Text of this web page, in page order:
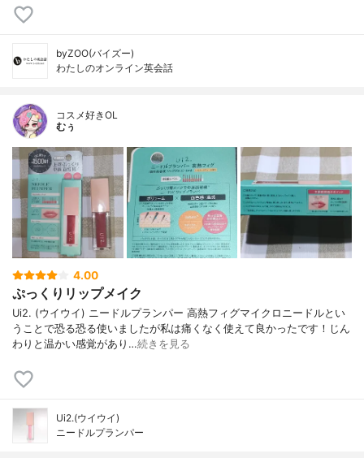
byZOO(バイズー)
わたしのオンライン英会話
コスメ好きOL
むぅ
4.00
ぷっくりリップメイク
Ui2. (ウイウイ) ニードルプランパー 高熱フィグマイクロニードルとい
うことで恐る恐る使いましたが私は痛くなく使えて良かったです！じん
わりと温かい感覚があり…続きを見る
Ui2.(ウイウイ)
ニードルプランパー